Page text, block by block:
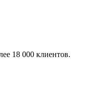
18 000 клиентов.